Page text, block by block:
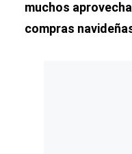
muchos
compras